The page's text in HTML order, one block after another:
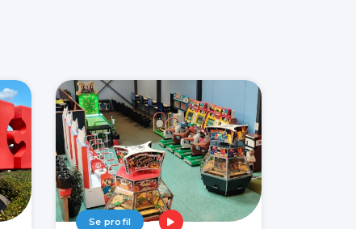
Se profil